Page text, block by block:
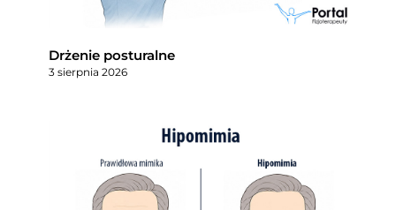
Drżenie posturalne
3 sierpnia 2026